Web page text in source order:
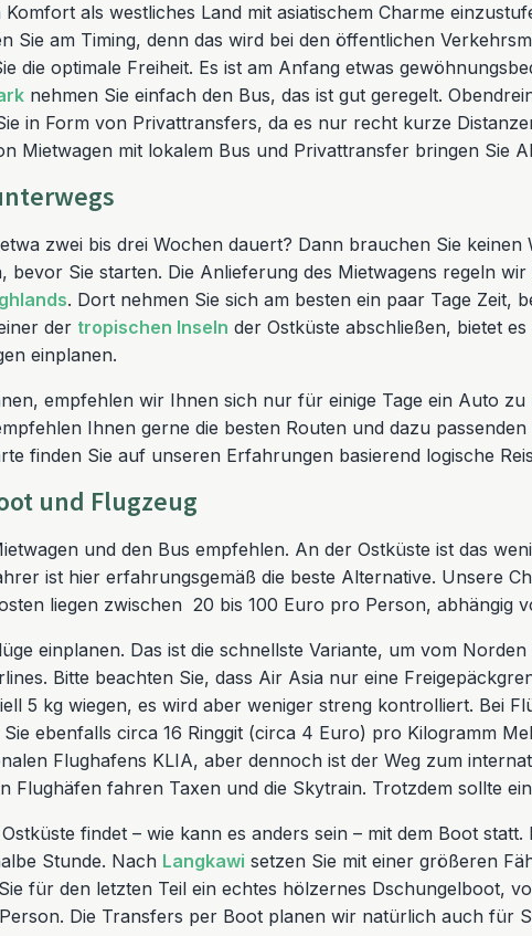
als westliches Land mit asiatischem Charme
Sie am Timing, denn das wird bei den öffentlichen
die optimale Freiheit. Es ist am Anfang etwas
nehmen Sie einfach den Bus, das ist gut geregelt.
in Form von Privattransfers, da es nur recht kurze
Mietwagen mit lokalem Bus und Privattransfer bringen Sie
zwei bis drei Wochen dauert? Dann brauchen Sie
bevor Sie starten. Die Anlieferung des Mietwagens regeln
. Dort nehmen Sie sich am besten ein paar Tage Zeit,
der tropischen Inseln der Ostküste abschließen, bietet
einplanen.
empfehlen wir Ihnen sich nur für einige Tage ein Auto
Ihnen gerne die besten Routen und dazu
finden Sie auf unseren Erfahrungen basierend logische
und Flugzeug
und den Bus empfehlen. An der Ostküste ist das
ist hier erfahrungsgemäß die beste Alternative. Unsere
liegen zwischen 20 bis 100 Euro pro Person, abhängig
einplanen. Das ist die schnellste Variante, um vom
Bitte beachten Sie, dass Air Asia nur eine
5 kg wiegen, es wird aber weniger streng kontrolliert. Bei
ebenfalls circa 16 Ringgit (circa 4 Euro) pro Kilogramm
Flughafens KLIA, aber dennoch ist der Weg zum
Flughäfen fahren Taxen und die Skytrain. Trotzdem sollte
findet – wie kann es anders sein – mit dem Boot
Stunde. Nach Langkawi setzen Sie mit einer größeren
für den letzten Teil ein echtes hölzernes Dschungelboot,
Die Transfers per Boot planen wir natürlich auch für